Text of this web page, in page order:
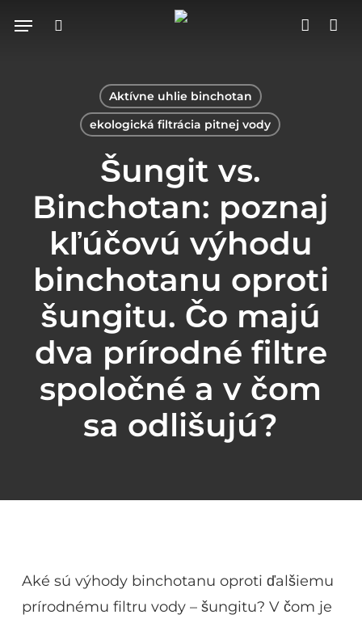
Menu
Aktívne uhlie binchotan
ekologická filtrácia pitnej vody
Šungit vs.
Binchotan: poznaj
kľúčovú výhodu
binchotanu oproti
šungitu. Čo majú
dva prírodné filtre
spoločné a v čom
sa odlišujú?
Aké sú výhody binchotanu oproti ďalšiemu
prírodnému filtru vody – šungitu? V čom je